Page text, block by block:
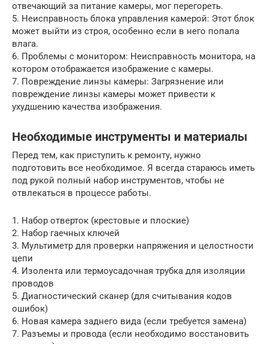
отвечающий за питание камеры, мог перегореть.
5. Неисправность блока управления камерой: Этот блок
может выйти из строя, особенно если в него попала
влага.
6. Проблемы с монитором: Неисправность монитора, на
котором отображается изображение с камеры.
7. Повреждение линзы камеры: Загрязнение или
повреждение линзы камеры может привести к
ухудшению качества изображения.
Необходимые инструменты и материалы
Перед тем, как приступить к ремонту, нужно
подготовить все необходимое. Я всегда стараюсь иметь
под рукой полный набор инструментов, чтобы не
отвлекаться в процессе работы.
1. Набор отверток (крестовые и плоские)
2. Набор гаечных ключей
3. Мультиметр для проверки напряжения и целостности
цепи
4. Изолента или термоусадочная трубка для изоляции
проводов
5. Диагностический сканер (для считывания кодов
ошибок)
6. Новая камера заднего вида (если требуется замена)
7. Разъемы и провода (если необходимо восстановить